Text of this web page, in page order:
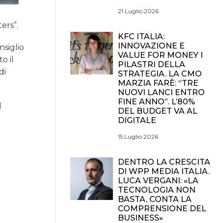
il
21 Luglio 2026
KFC ITALIA:
INNOVAZIONE E
VALUE FOR MONEY I
PILASTRI DELLA
STRATEGIA. LA CMO
MARZIA FARÈ: “TRE
NUOVI LANCI ENTRO
FINE ANNO”. L’80%
DEL BUDGET VA AL
DIGITALE
15 Luglio 2026
DENTRO LA CRESCITA
DI WPP MEDIA ITALIA.
LUCA VERGANI: «LA
TECNOLOGIA NON
BASTA, CONTA LA
COMPRENSIONE DEL
BUSINESS»